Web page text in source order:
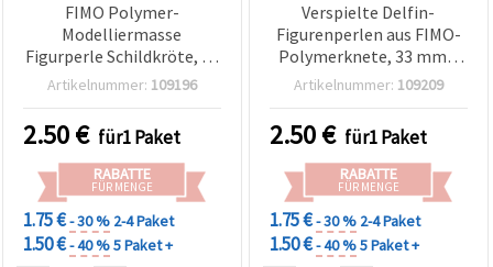
FIMO Polymer-
Modelliermasse
Figurperle Schildkröte, 36
mm, 1–10 Stück
Artikelnummer: 109196
2.50€ für1 Paket
RABATTE
FÜR MENGE
1.75 €- 30 % 2-4 Paket
1.50 €- 40 %5 Paket +
Verspielte Delfin-
Figurenperlen aus FIMO-
Polymerknete, 33 mm –
ideal für
Dekoration & DIY –
Packung mit 3–10 Stück,
sortiert
Artikelnummer: 109209
2.50€ für1 Paket
RABATTE
FÜR MENGE
1.75 €- 30 % 2-4 Paket
1.50 €- 40 %5 Paket +